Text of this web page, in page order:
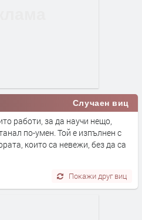
Случаен виц
работи, за да научи нещо,
по-умен. Той е изпълнен с
които са невежи, без да са
Покажи друг виц